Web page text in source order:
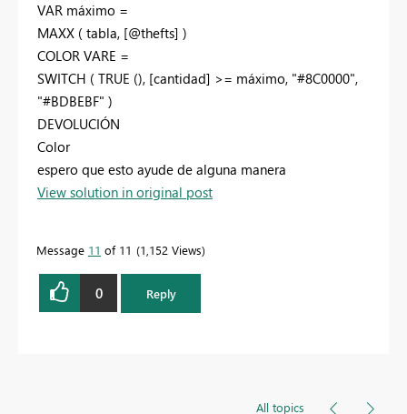
VAR máximo =
MAXX ( tabla, [@thefts] )
COLOR VARE =
SWITCH ( TRUE (), [cantidad] >= máximo, "#8C0000",
"#BDBEBF" )
DEVOLUCIÓN
Color
espero que esto ayude de alguna manera
View solution in original post
Message 11 of 11 1,152 Views
0 Reply
All topics